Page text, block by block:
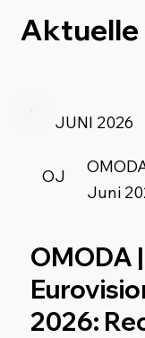
Aktuelle
JUNI 2026
OJ
Juni
OMODA
2026: